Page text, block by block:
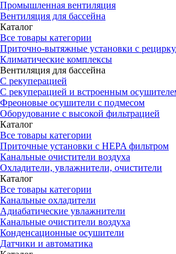
Промышленная вентиляция
Вентиляция для бассейна
Каталог
Все товары категории
Приточно-вытяжные установки с
Климатические комплексы
Вентиляция для бассейна
С рекуперацией
С рекуперацией и встроенным
Фреоновые осушители с подмесом
Оборудование с высокой фильтрацией
Каталог
Все товары категории
Приточные установки c HEPA фильтром
Канальные очистители воздуха
Охладители, увлажнители, очистители
Каталог
Все товары категории
Канальные охладители
Адиабатические увлажнители
Канальные очистители воздуха
Конденсационные осушители
Датчики и автоматика